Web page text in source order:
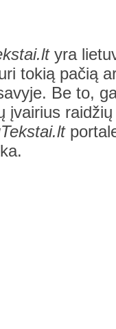
yra
tokią pačią
Be to,
įvairius